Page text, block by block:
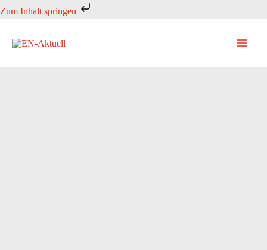
Zum Inhalt springen
Zum
springen